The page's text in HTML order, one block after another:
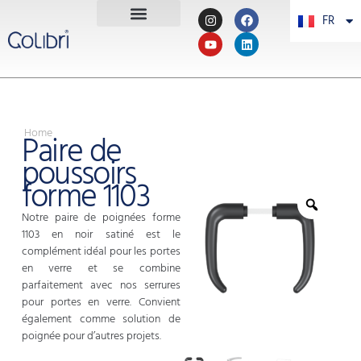
FR
PT
Home
Paire de
poussoirs
forme 1103
Notre paire de poignées forme
1103 en noir satiné est le
complément idéal pour les portes
en verre et se combine
parfaitement avec nos serrures
pour portes en verre. Convient
également comme solution de
poignée pour d’autres projets.